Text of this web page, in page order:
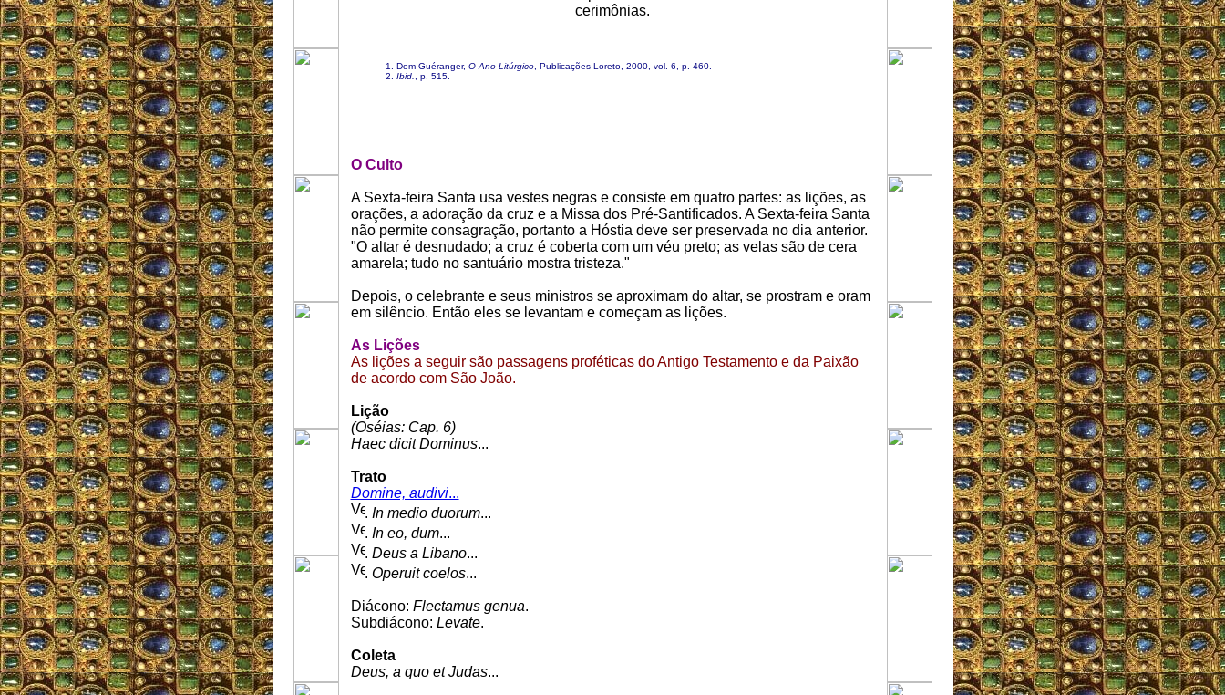
cerimônias.
Dom Guéranger, O Ano Litúrgico, Publicações Loreto, 2000, vol. 6, p. 460.
Ibid.
, p. 515.
O Culto
A Sexta-feira Santa usa vestes negras e consiste em quatro partes: as lições, as
orações, a adoração da cruz e a Missa dos Pré-Santificados. A Sexta-feira Santa
não permite consagração, portanto a Hóstia deve ser preservada no dia anterior.
"O altar é desnudado; a cruz é coberta com um véu preto; as velas são de cera
amarela; tudo no santuário mostra tristeza."
Depois, o celebrante e seus ministros se aproximam do altar, se prostram e oram
em silêncio. Então eles se levantam e começam as lições.
As Lições
As lições a seguir são passagens proféticas do Antigo Testamento e da Paixão
de acordo com São João.
Lição
(Oséias: Cap. 6)
Haec dicit Dominus...
Trato
Domine, audivi...
. In medio duorum...
. In eo, dum...
. Deus a Libano...
. Operuit coelos...
Diácono: Flectamus genua.
Subdiácono: Levate.
Coleta
Deus, a quo et Judas...